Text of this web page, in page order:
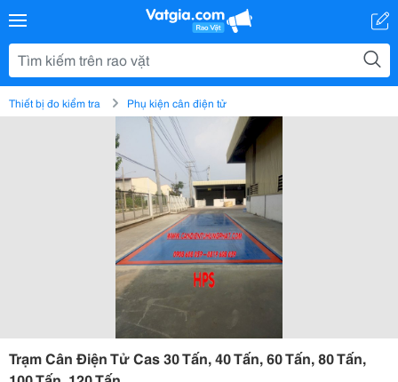
Thiết bị đo kiểm tra Phụ kiện cân điện tử
Trạm Cân Điện Tử Cas 30 Tấn, 40 Tấn, 60 Tấn, 80 Tấn,